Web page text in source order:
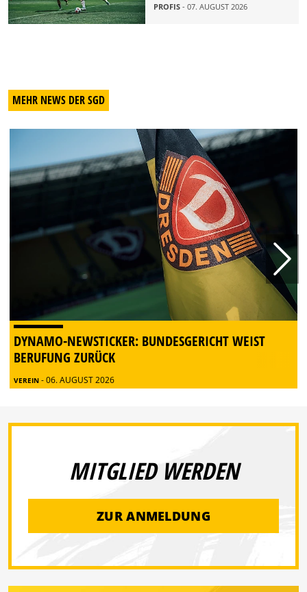
PROFIS - 07. AUGUST 2026
MEHR NEWS DER SGD
DYNAMO-NEWSTICKER: BUNDESGERICHT WEIST
BERUFUNG ZURÜCK
VEREIN - 06. AUGUST 2026
MITGLIED WERDEN
ZUR ANMELDUNG